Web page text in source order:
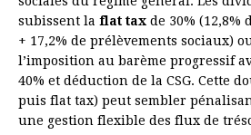
subissent la flat tax de 30% (12,8%
+ 17,2% de prélèvements sociaux)
l’imposition au barème progressif
40% et déduction de la CSG. Cette
puis flat tax) peut sembler
une gestion flexible des flux de